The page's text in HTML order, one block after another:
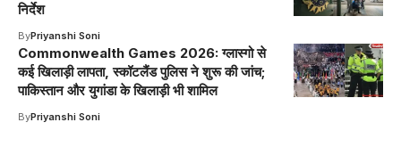
निर्देश
ByPriyanshi Soni
Commonwealth Games 2026: ग्लास्गो से
कई खिलाड़ी लापता, स्कॉटलैंड पुलिस ने शुरू की जांच;
पाकिस्तान और युगांडा के खिलाड़ी भी शामिल
ByPriyanshi Soni